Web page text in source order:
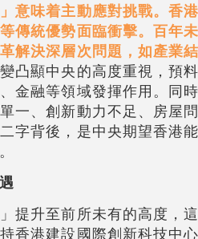
意味着主動應對挑戰。香
傳統優勢面臨衝擊。百年
解決深層次問題，如產業
凸顯中央的高度重視，預
金融等領域發揮作用。同
一、創新動力不足、房屋
字背後，是中央期望香港
提升至前所未有的高度，
香港建設國際創新科技中